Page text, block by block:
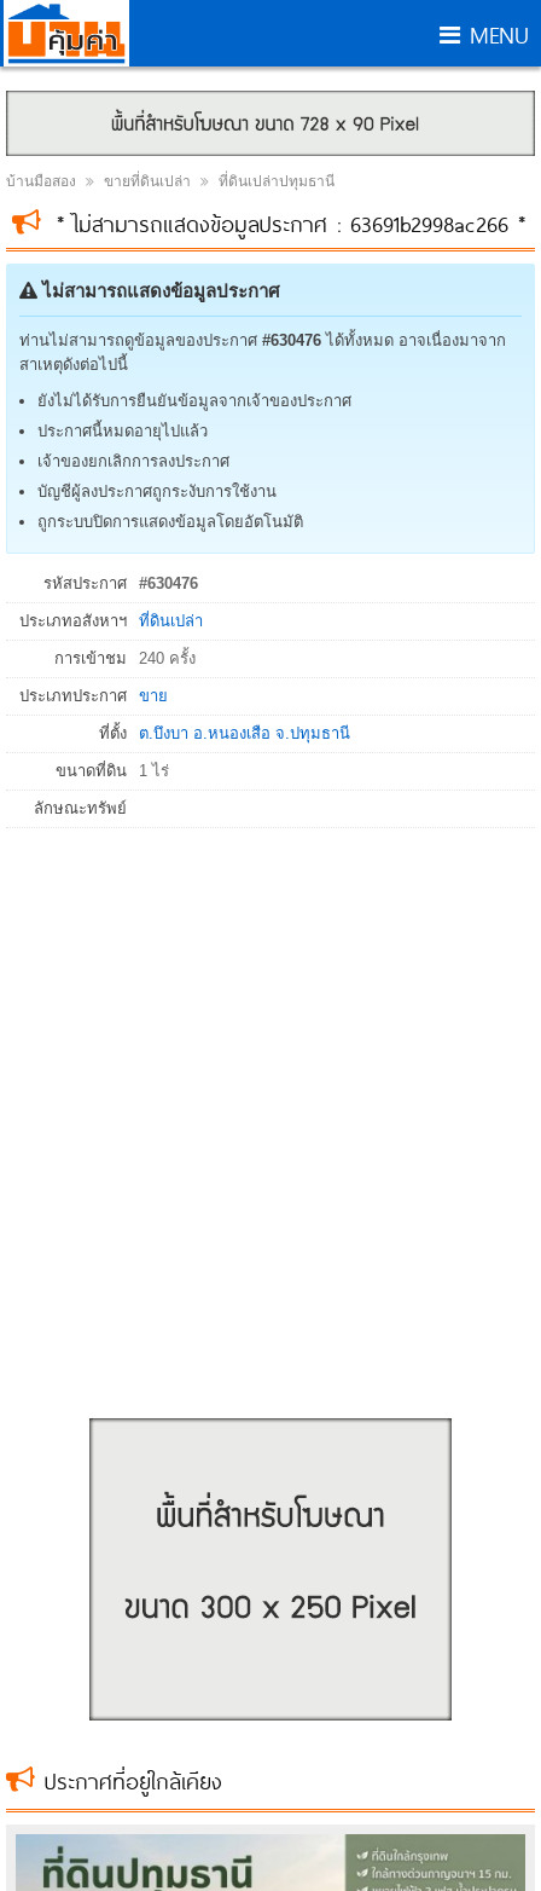
MENU
บ้านมือสอง ขายที่ดินเปล่า ที่ดินเปล่าปทุมธานี
* ไม่สามารถแสดงข้อมูลประกาศ : 63691b2998ac266 *
ไม่สามารถแสดงข้อมูลประกาศ
ท่านไม่สามารถดูข้อมูลของประกาศ #630476 ได้ทั้งหมด อาจเนื่องมาจาก
สาเหตุดังต่อไปนี้
ยังไม่ได้รับการยืนยันข้อมูลจากเจ้าของประกาศ
ประกาศนี้หมดอายุไปแล้ว
เจ้าของยกเลิกการลงประกาศ
บัญชีผู้ลงประกาศถูกระงับการใช้งาน
ถูกระบบปิดการแสดงข้อมูลโดยอัตโนมัติ
รหัสประกาศ #630476
ประเภทอสังหาฯ ที่ดินเปล่า
การเข้าชม 240 ครั้ง
ประเภทประกาศ ขาย
ที่ตั้ง ต.บึงบา อ.หนองเสือ จ.ปทุมธานี
ขนาดที่ดิน 1 ไร่
ลักษณะทรัพย์
ประกาศที่อยู่ใกล้เคียง